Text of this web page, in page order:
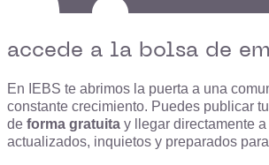
accede a la bolsa de
En IEBS te abrimos la puerta a una
constante crecimiento. Puedes publicar
de forma gratuita y llegar directamente
actualizados, inquietos y preparados